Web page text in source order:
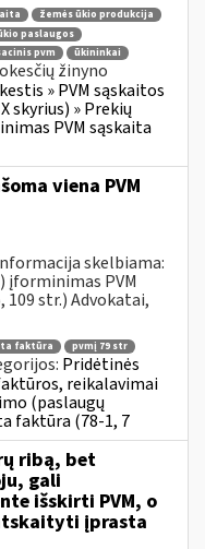
žemės ūkio produkcija
paslaugos
pvm
ūkininkai
žinyno
» PVM sąskaitos
skyrius) » Prekių
PVM sąskaita
viena PVM
skelbiama:
PVM
109 str.) Advokatai,
faktūra
pvmį 79 str
Pridėtinės
reikalavimai
(paslaugų
faktūra (78-1, 7
ribą, bet
gali
išskirti PVM, o
įprasta